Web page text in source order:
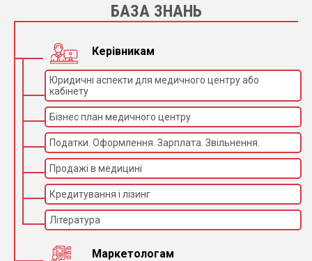
БАЗА ЗНАНЬ
Керівникам
Юридичні аспекти для медичного центру або
кабінету
Бізнес план медичного центру
Податки. Оформлення. Зарплата. Звільнення.
Продажі в медицині
Кредитування і лізинг
Література
Маркетологам